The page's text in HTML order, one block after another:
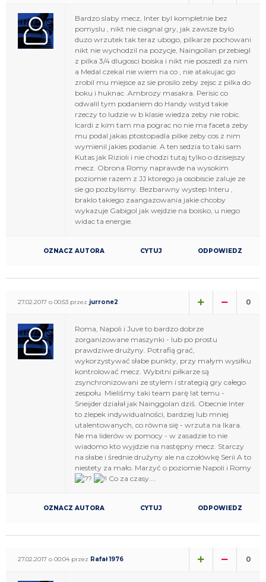
Bardzo slaby mecz, Inter byl kompletnie bez
pomyslu , nikt nie ciagnal gry, jak zawsze bylo
duzo wrzutek tak teraz ubogo, pilkarze pochowani
nikt nie wychodzil na pozycje, Naingollan przebiegl
z pilka 3/4 dlugosci boiska i nikt nie poszedl za nim
a Medal czekal nie wiem na co , nie atakujac go
zrobil mu miejsce az sie prosilo zeby zejsc z pilka do
boku i huknac .Ambrozy masakra. Perisic co
odwalil tym podaniem do Handy wstyd takie
rzeczy to ludzie w b klasie wiedza zeby nie robic.
Icardi z kim tam ma pograc no nie ma faceta zeby
mu podal jakas ptostopadla pilke zeby cos z nim
wymienil jakies podanie. A ten sedzia to taki sam
Kutas jak Rizioli i nie chodzi tutaj tylko o dzisiejszy
mecz. Obrona Romy naprawde na wysokim
poziomie razem z JJ ktorego ja osobiscie zaluje ze
sie go pozbylismy. Bezbarwny wystep Interu ,
braklo takiego zaangazowania jakie chcoby
wykazuje Gabigol jak wejdzie na boisko, u niego
widac ta energie.
OZNACZ AUTORA CYTUJ ODPOWIEDZ
27.02.2017 o 00:53 przez jurrone2 0
Roma, Napoli i Juve to bardzo dobrze
zorganizowane maszynki - lub po prostu
prawdziwe drużyny. Potrafią grać,
wykorzystywać słabe punkty, przy małym wysiłku
kontrolować mecz. Wybitni piłkarze są
zsynchronizowani ze stylem i strategią gry całego
zespołu. Mieliśmy taki team parę lat temu -
Sneijder działał jak Nainggolan dziś. Obecnie Inter
to zlepek indywidualności, bardziej lub mniej
utalentowanych, co równa się - wrzuta na Ikara.
Ne ma liderów w pomocy - w zasadzie to nie
wiadomo kto wyjdzie na następny mecz. Starczy
na słabe i średnie drużyny ale na czołówkę Serii A to
niestety za mało. Marzyć o poziomie Napoli i Romy
Co za czasy....
OZNACZ AUTORA CYTUJ ODPOWIEDZ
27.02.2017 o 00:04 przez Rafał 1976 0